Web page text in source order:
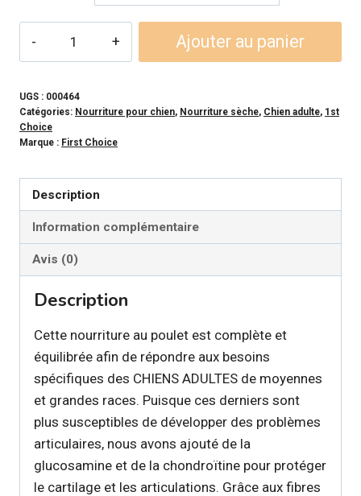
CHOICE-
Formule
Adulte
et
Race
pour
Ajouter au panier
UGS : 000464
Catégories: Nourriture pour chien, Nourriture sèche, Chien adulte, 1st
Choice
Marque : First Choice
Description
Information complémentaire
Avis (0)
Description
Cette nourriture au poulet est complète et
équilibrée afin de répondre aux besoins
spécifiques des CHIENS ADULTES de moyennes
et grandes races. Puisque ces derniers sont
plus susceptibles de développer des problèmes
articulaires, nous avons ajouté de la
glucosamine et de la chondroïtine pour protéger
le cartilage et les articulations. Grâce aux fibres